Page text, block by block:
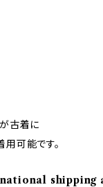
古着に
可能です。
shipping